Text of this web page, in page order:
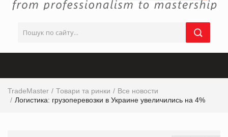
TradeMaster Товари та ринки
Все новости
Логистика: грузоперевозки в Украине увеличились на 4%